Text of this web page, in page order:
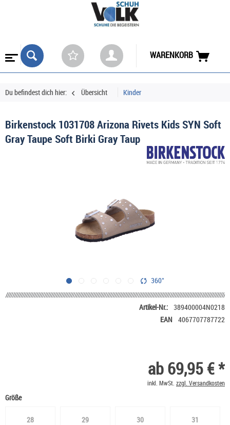
WARENKORB
Du befindest dich hier: Übersicht Kinder
Birkenstock 1031708 Arizona Rivets Kids SYN Soft
Gray Taupe Soft Birki Gray Taup
360°
Artikel-Nr.: 389400004N0218
EAN
4067707787722
ab 69,95 € *
inkl. MwSt. zzgl. Versandkosten
Größe
28 29 30 31